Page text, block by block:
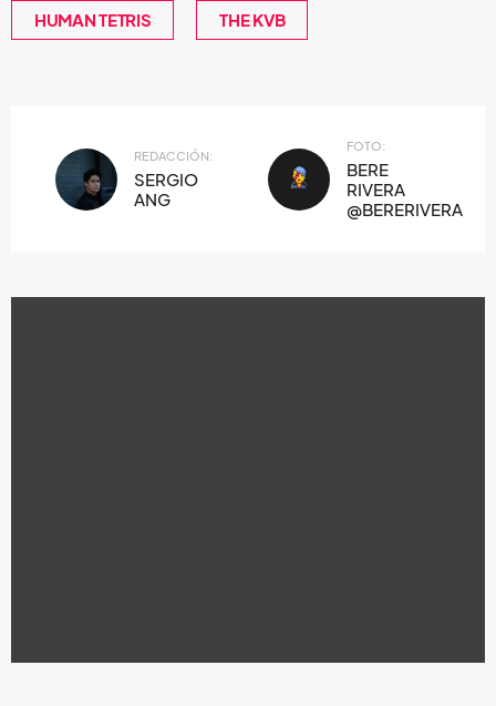
HUMAN TETRIS THE KVB
REDACCIÓN:
SERGIO
ANG
FOTO:
BERE
RIVERA
@BERERIVERA